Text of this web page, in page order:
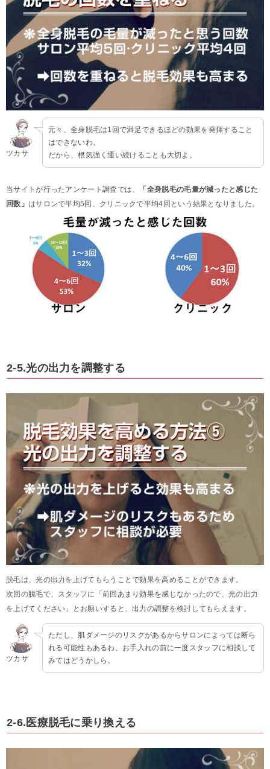
ツカサ
元々、全身脱毛は1回で満足できるほどの効果を発揮すること
はできないわ。
だから、根気強く通い続けることも大切よ。
当サイトが行ったアンケート調査では、
「全身脱毛の毛量が減ったと感じた
回数」 はサロンで平均5回、クリニックで平均4回という結果となりました。
2-5.光の出力を調整する
脱毛は、光の出力を上げてもらうことで効果を高めることができます。
次回の脱毛で、スタッフに「前回あまり効果を感じなかったので、光の出力
を上げてください」とお願いすると、出力の調整を検討してもらえます。
ツカサ
ただし、肌ダメージのリスクがあるからサロンによっては断ら
れる可能性もあるわ。お手入れの前に一度スタッフに相談して
みてはどうかしら。
2-6.医療脱毛に乗り換える